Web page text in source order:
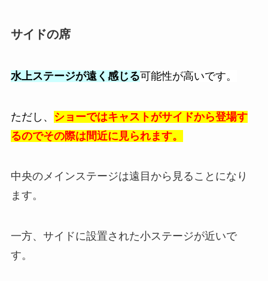
サイドの席
水上ステージが遠く感じる可能性が高いです。
ただし、 ショーではキャストがサイドから登場す
るのでその際は間近に見られます。
中央のメインステージは遠目から見ることになり
ます。
一方、サイドに設置された小ステージが近いで
す。